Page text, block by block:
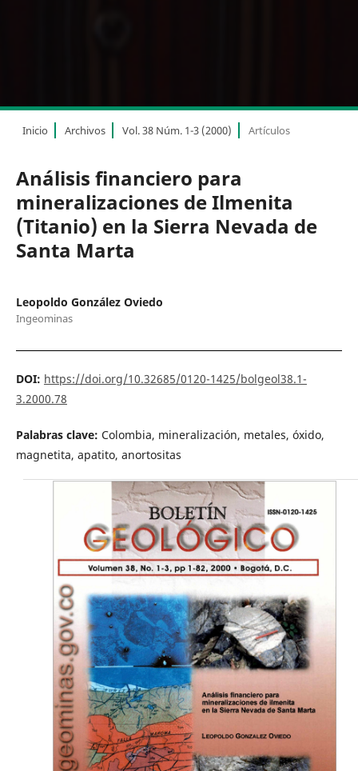
Inicio Archivos Vol. 38 Núm. 1-3 (2000) Artículos
Análisis financiero para
mineralizaciones de Ilmenita
(Titanio) en la Sierra Nevada de
Santa Marta
Leopoldo González Oviedo
Ingeominas
DOI: https://doi.org/10.32685/0120-1425/bolgeol38.1-
3.2000.78
Palabras clave: Colombia, mineralización, metales, óxido,
magnetita, apatito, anortositas